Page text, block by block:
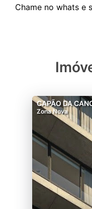
CAPÃO DA
Zona Nova